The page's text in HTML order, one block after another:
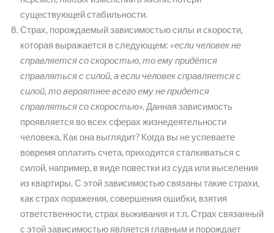
существующей стабильности.
Страх, порождаемый зависимостью силы и скорости,
которая выражается в следующем: «если человек не
справляется со скоростью, то ему придётся
справляться с силой, а если человек справляется с
силой, то вероятнее всего ему не придется
справляться со скоростью». Данная зависимость
проявляется во всех сферах жизнедеятельности
человека. Как она выглядит? Когда вы не успеваете
вовремя оплатить счета, приходится сталкиваться с
силой, например, в виде повестки из суда или выселения
из квартиры. С этой зависимостью связаны такие страхи,
как страх поражения, совершения ошибки, взятия
ответственности, страх выживания и т.п. Страх связанный
с этой зависимостью является главным и порождает